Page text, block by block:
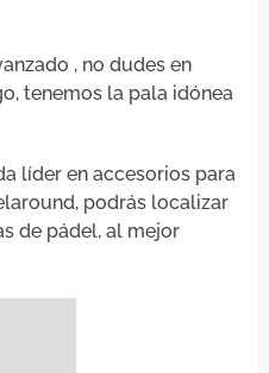
, no dudes en
tenemos la pala idónea
líder en accesorios para
podrás localizar
de pádel, al mejor